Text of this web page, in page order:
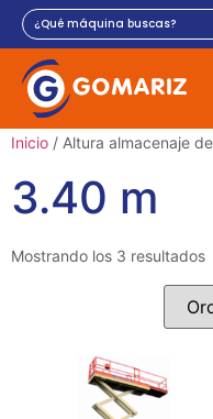
Inicio / Altura almacenaje
3.40 m
Mostrando los 3 resultados